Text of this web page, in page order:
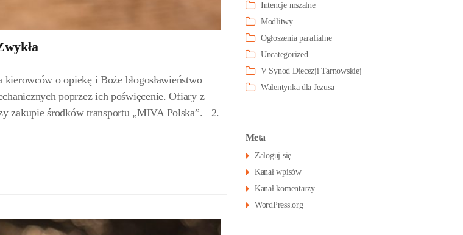
o opiekę i Boże błogosławieństwo
poprzez ich poświęcenie. Ofiary z
zakupie środków transportu „MIVA Polska”. 2.
Intencje mszalne
Modlitwy
Ogłoszenia parafialne
Uncategorized
V Synod Diecezji Tarnowskiej
Walentynka dla Jezusa
Meta
Zaloguj się
Kanał wpisów
Kanał komentarzy
WordPress.org